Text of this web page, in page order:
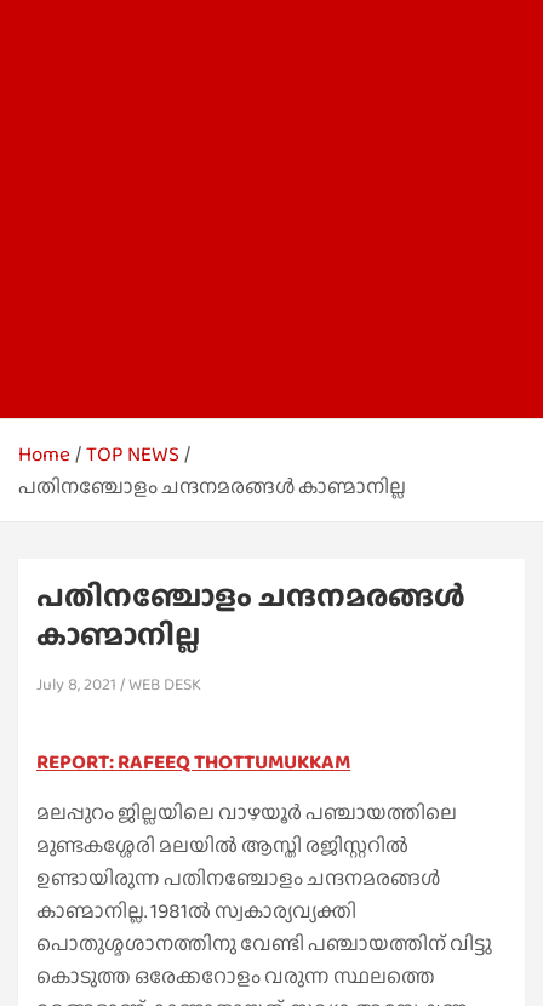
Home TOP NEWS
പതിനഞ്ചോളം ചന്ദനമരങ്ങൾ കാണ്മാനില്ല
പതിനഞ്ചോളം ചന്ദനമരങ്ങൾ
കാണ്മാനില്ല
July 8, 2021 WEB DESK
REPORT: RAFEEQ THOTTUMUKKAM
മലപ്പുറം ജില്ലയിലെ വാഴയൂർ പഞ്ചായത്തിലെ
മുണ്ടകശ്ശേരി മലയിൽ ആസ്തി രജിസ്റ്ററിൽ
ഉണ്ടായിരുന്ന പതിനഞ്ചോളം ചന്ദനമരങ്ങൾ
കാണ്മാനില്ല. 1981ൽ സ്വകാര്യവ്യക്തി
പൊതുശ്മശാനത്തിനു വേണ്ടി പഞ്ചായത്തിന് വിട്ടു
കൊടുത്ത ഒരേക്കറോളം വരുന്ന സ്ഥലത്തെ